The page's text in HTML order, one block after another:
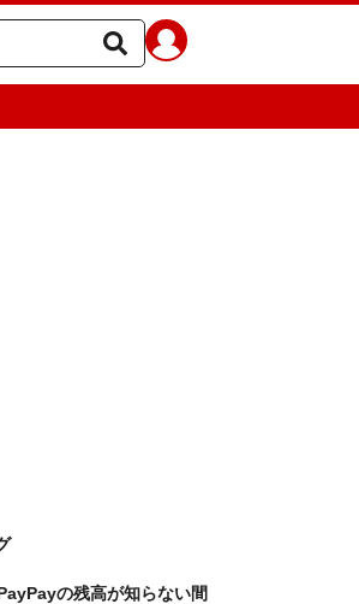
の残高が知らない間